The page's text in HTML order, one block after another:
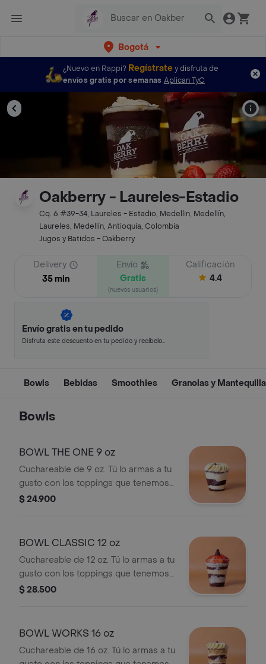
Bogotá
¿Nuevo en Rappi? Regístratey disfruta de
envíos gratis por semanas Aplican TyC
Oakberry - Laureles-Estadio
Cq. 6 #39-34, Laureles - Estadio, Medellin, Medellín,
Laureles, Medellín, Antioquia, Colombia
Jugos y Batidos - Oakberry
Delivery
35 min
Envío
Gratis
(nuevos usuarios)
Calificación
4.4
Envío gratis en tu pedido
Disfruta este descuento en tu pedido y recíbelo
Bowls Bebidas Smoothies Granolas y
Bowls
BOWL THE ONE 9 oz
Cuchareable de 9 oz. Tú lo armas a tu
gusto con los toppings que tenemos
disponibles: fruta, granola,
$ 24.900
BOWL CLASSIC 12 oz
Cuchareable de 12 oz. Tú lo armas a tu
gusto con los toppings que tenemos
disponibles: fruta, granola,
$ 28.500
BOWL WORKS 16 oz
Cuchareable de 16 oz. Tú lo armas a tu